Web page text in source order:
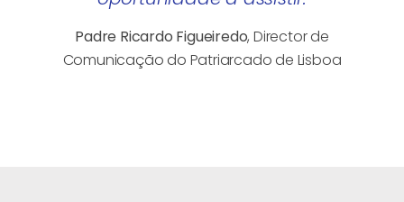
Padre Ricardo Figueiredo, Director de
Comunicação do Patriarcado de Lisboa